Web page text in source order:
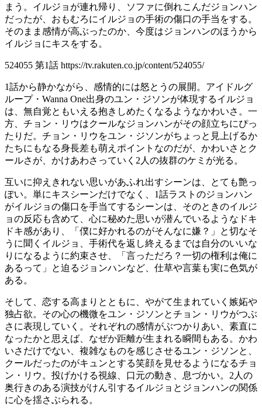
まう。イルジョが連れ帰り、ソファに倒れこんだジョンハン
だったが、おもむろにイルジョの手術の傷口の手当をする。
そのまま感情が高ぶったのか、今度はジョンハンのほうから
イルジョにキスをする。
524055 第1話 https://tv.rakuten.co.jp/content/524055/
1話から静かながら、感情的には怒とうの展開。アイドルグ
ループ・Wanna One出身のユン・ジソンが体現するイルジョ
は、無自覚ともいえる抱きしめたくなるようなかわいさ。一
方、チョン・リウはクールなジョンハンがその顔立ちにぴっ
たりだ。チョン・リウをユン・ジソンがちょっと見上げるか
たちにもなる身長差も萌えポイントなのだが、かわいさとク
ールさが、かけあわさっていく2人の抜群のケミが光る。
互いに抑えきれない思いがあふれ出すシーンは、とても艶っ
ぽい。単にキスシーンだけでなく、1話ラストのジョンハン
がイルジョの傷口を手当てするシーンは、そのときのイルジ
ョの反応も含めて、心に秘めた思いが潜んでいるようなドキ
ドキ感があり、「僕に好かれるのがそんなに嫌？」と切なそ
うに聞くイルジョ、手術代を返し終えるまでは自分のいいな
りになるように約束させ、「言っただろ？一切の権利は俺に
あるって」と迫るジョンハンなど、仕草や言葉も実に色気が
ある。
そして、恋する高まりとともに、やがて生まれていく嫉妬や
独占欲。その心の機微をユン・ジソンとチョン・リウがつぶ
さに表現していく。それぞれの感情がぶつかりあい、素直に
なったかと思えば、なぜか距離が生まれる瞬間もある。かわ
いさだけでない、複雑なものを感じさせるユン・ジソンと、
クールだったのがキュンとする笑顔を見せるようになるチョ
ン・リウ。投げかける視線、口元の動き、息づかい。2人の
奥行きのある演技がけん引するイルジョとジョンハンの関係
に心を揺さぶられる。